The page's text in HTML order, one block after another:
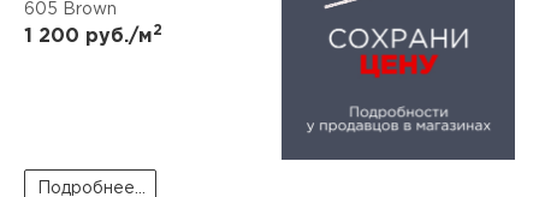
605 Brown
1 200 руб./м2
Подробнее...